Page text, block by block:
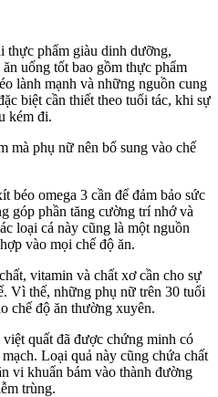
thực phẩm giàu dinh dưỡng,
uống tốt bao gồm thực phẩm
lành mạnh và những nguồn cung
biệt cần thiết theo tuổi tác, khi sự
kém đi.
mà phụ nữ nên bổ sung vào chế
béo omega 3 cần để đảm bảo sức
góp phần tăng cường trí nhớ và
loại cá này cũng là một nguồn
vào mọi chế độ ăn.
vitamin và chất xơ cần cho sự
Vì thế, những phụ nữ trên 30 tuổi
chế độ ăn thường xuyên.
việt quất đã được chứng minh có
Loại quả này cũng chứa chất
vi khuẩn bám vào thành đường
trùng.